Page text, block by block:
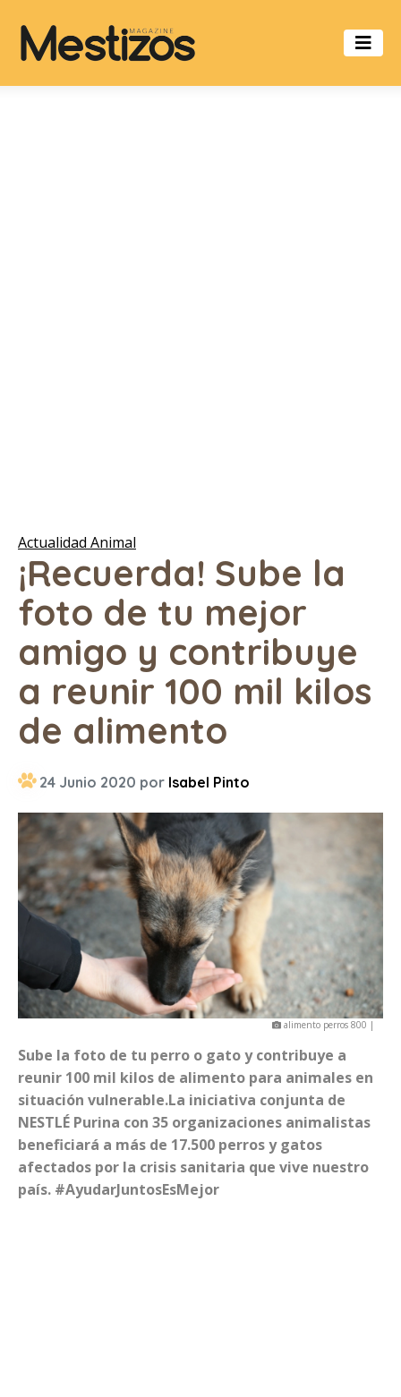
Actualidad Animal
¡Recuerda! Sube la
foto de tu mejor
amigo y contribuye
a reunir 100 mil kilos
de alimento
24 Junio 2020 por Isabel Pinto
alimento perros 800 |
Sube la foto de tu perro o gato y contribuye a
reunir 100 mil kilos de alimento para animales en
situación vulnerable.La iniciativa conjunta de
NESTLÉ Purina con 35 organizaciones animalistas
beneficiará a más de 17.500 perros y gatos
afectados por la crisis sanitaria que vive nuestro
país. #AyudarJuntosEsMejor